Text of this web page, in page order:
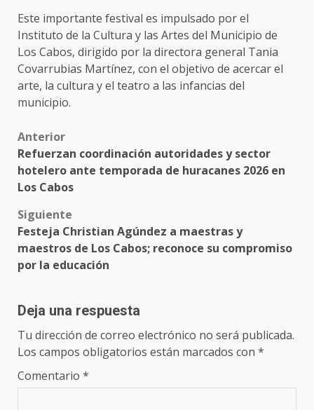
Este importante festival es impulsado por el
Instituto de la Cultura y las Artes del Municipio de
Los Cabos, dirigido por la directora general Tania
Covarrubias Martínez, con el objetivo de acercar el
arte, la cultura y el teatro a las infancias del
municipio.
Post
navigation
Anterior
Refuerzan coordinación autoridades y sector
hotelero ante temporada de huracanes 2026 en
Los Cabos
Siguiente
Festeja Christian Agúndez a maestras y
maestros de Los Cabos; reconoce su compromiso
por la educación
Deja una respuesta
Tu dirección de correo electrónico no será publicada.
Los campos obligatorios están marcados con *
Comentario *